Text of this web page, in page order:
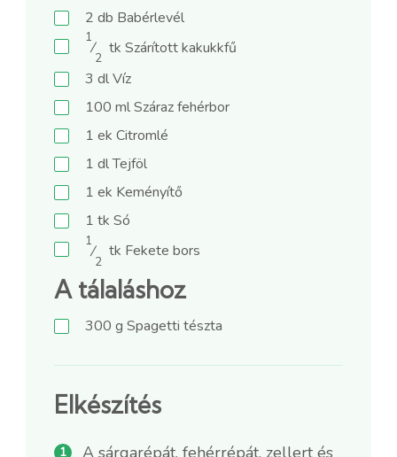
2 db Babérlevél
1
⁄
2
tk Szárított kakukkfű
3 dlVíz
100 mlSzáraz fehérbor
1 ek Citromlé
1 dlTejföl
1 ek Keményítő
1 tk Só
1
⁄
2
tk Fekete bors
A tálaláshoz
300 g Spagetti tészta
Elkészítés
A sárgarépát, fehérrépát, zellert és